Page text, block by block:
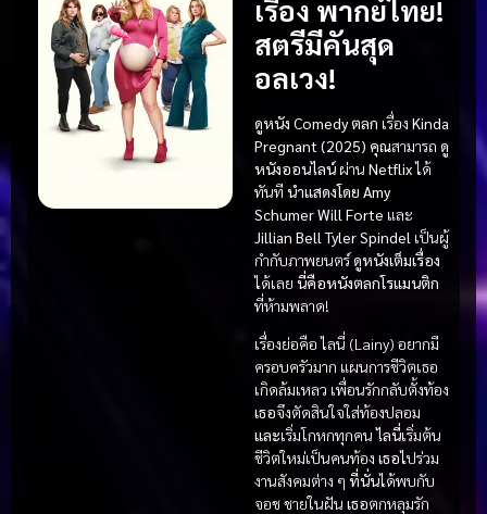
เรื่อง พากย์ไทย!
สตรีมีคันสุด
อลเวง!
ดูหนัง Comedy ตลก เรื่อง Kinda
Pregnant (2025) คุณสามารถ ดู
หนังออนไลน์ผ่าน Netflixได้
ทันที นำแสดงโดย Amy
SchumerWill Forte และ
Jillian Bell Tyler Spindel เป็นผู้
กำกับภาพยนตร์ดูหนังเต็มเรื่อง
ได้เลย นี่คือหนังตลกโรแมนติก
ที่ห้ามพลาด!
เรื่องย่อคือ ไลนี่ (Lainy) อยากมี
ครอบครัวมาก แผนการชีวิตเธอ
เกิดล้มเหลว เพื่อนรักกลับตั้งท้อง
เธอจึงตัดสินใจใส่ท้องปลอม
และเริ่มโกหกทุกคนไลนี่เริ่มต้น
ชีวิตใหม่เป็นคนท้อง เธอไปร่วม
งานสังคมต่าง ๆ ที่นั่นได้พบกับ
จอช ชายในฝัน เธอตกหลุมรัก